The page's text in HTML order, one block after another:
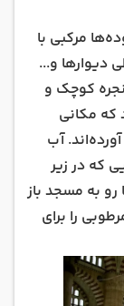
مرکبی با‌
دیوار‌ها و...
فراوانی داشت. اکنون حدود 200 پنجره کوچک و
که مکانی
آب
که در زیر
به مسجد باز
را برای